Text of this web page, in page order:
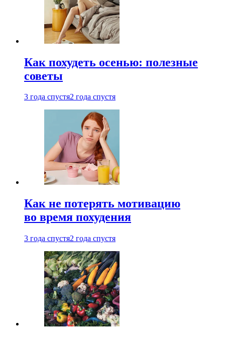
Как похудеть осенью: полезные
советы
3 года спустя2 года спустя
Как не потерять мотивацию
во время похудения
3 года спустя2 года спустя